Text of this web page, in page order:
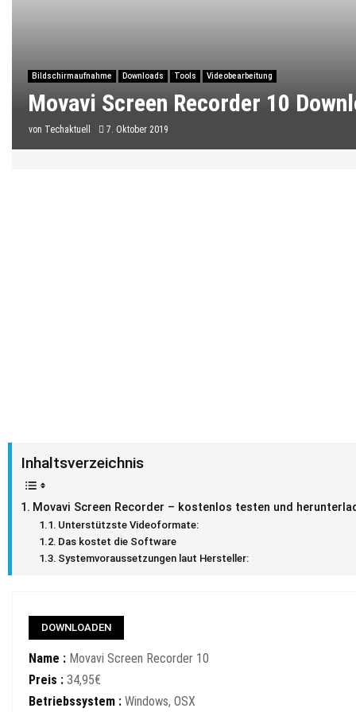
Bildschirmaufnahme Downloads Tools Videobearbeitung
Movavi Screen Recorder 10
von Techaktuell 7. Oktober 2019
Inhaltsverzeichnis
Movavi Screen Recorder – kostenlos testen und
Unterstützste Videoformate:
Das kostet die Software
Systemvoraussetzungen laut Hersteller:
DOWNLOADEN
Name : Movavi Screen Recorder 10
Preis : 34,95€
Betriebssystem : Windows, OSX